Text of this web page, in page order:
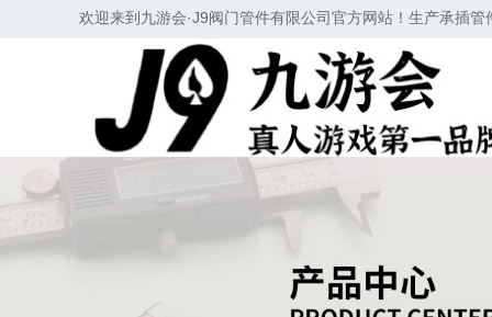
欢迎来到九游会·J9阀门管件有限公司官方网站！生产承插